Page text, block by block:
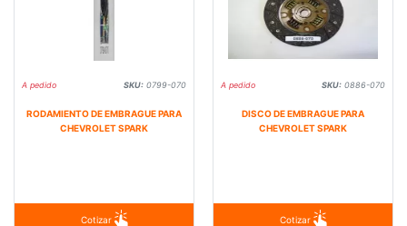
A pedido SKU: 0799-070
RODAMIENTO DE EMBRAGUE PARA
CHEVROLET SPARK
Cotizar
A pedido SKU: 0886-070
DISCO DE EMBRAGUE PARA
CHEVROLET SPARK
Cotizar